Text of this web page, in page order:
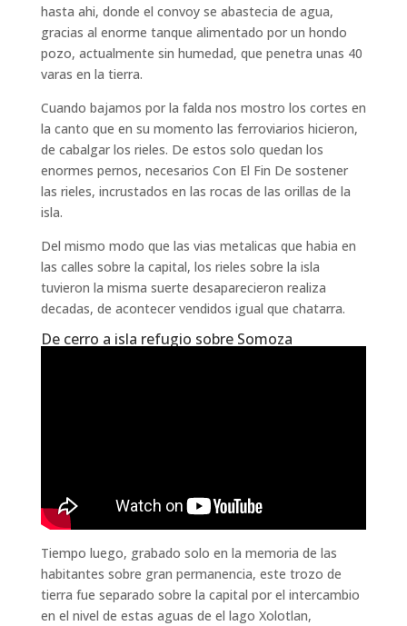
hasta ahi, donde el convoy se abastecia de agua,
gracias al enorme tanque alimentado por un hondo
pozo, actualmente sin humedad, que penetra unas 40
varas en la tierra.
Cuando bajamos por la falda nos mostro los cortes en
la canto que en su momento las ferroviarios hicieron,
de cabalgar los rieles. De estos solo quedan los
enormes pernos, necesarios Con El Fin De sostener
las rieles, incrustados en las rocas de las orillas de la
isla.
Del mismo modo que las vias metalicas que habia en
las calles sobre la capital, los rieles sobre la isla
tuvieron la misma suerte desaparecieron realiza
decadas, de acontecer vendidos igual que chatarra.
De cerro a isla refugio sobre Somoza
Tiempo luego, grabado solo en la memoria de las
habitantes sobre gran permanencia, este trozo de
tierra fue separado sobre la capital por el intercambio
en el nivel de estas aguas de el lago Xolotlan,